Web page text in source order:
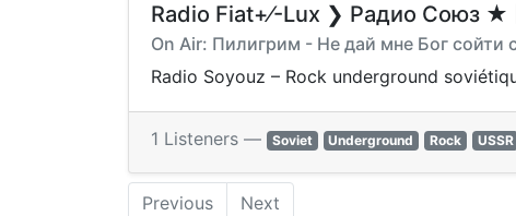
Radio Fiat+⁄-Lux ❯ Радио Союз ★
On Air: Пилигрим - Не дай мне Бог сойти
Radio Soyouz – Rock underground
1 Listeners — Soviet Underground Rock USSR
Previous Next